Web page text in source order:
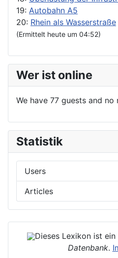
19: Autobahn A5
20: Rhein als Wasserstraße
(Ermittelt heute um 04:52)
Wer ist online
We have 77 guests and no
Statistik
Users
Articles
Dieses Lexikon ist
Datenbank.